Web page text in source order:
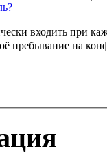
входить при
пребывание на